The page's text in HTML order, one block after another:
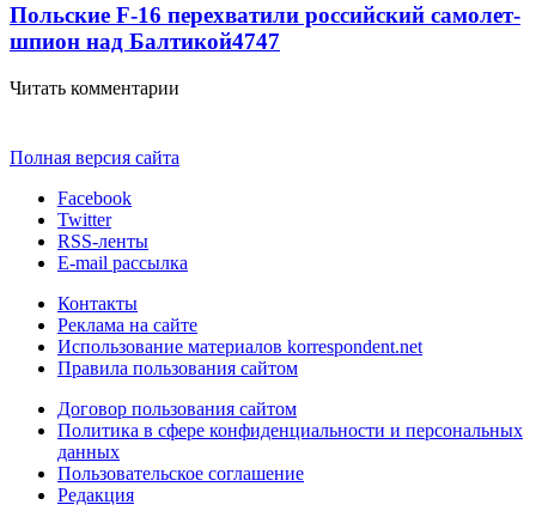
Польские F-16 перехватили российский самолет-
шпион над Балтикой4747
Читать комментарии
Полная версия сайта
Facebook
Twitter
RSS-ленты
E-mail рассылка
Контакты
Реклама на сайте
Использование материалов korrespondent.net
Правила пользования сайтом
Договор пользования сайтом
Политика в сфере конфиденциальности и персональных
данных
Пользовательское соглашение
Редакция